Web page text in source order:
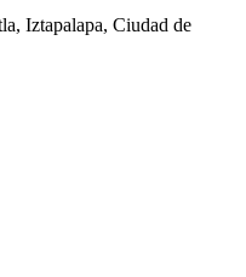
Iztapalapa, Ciudad de